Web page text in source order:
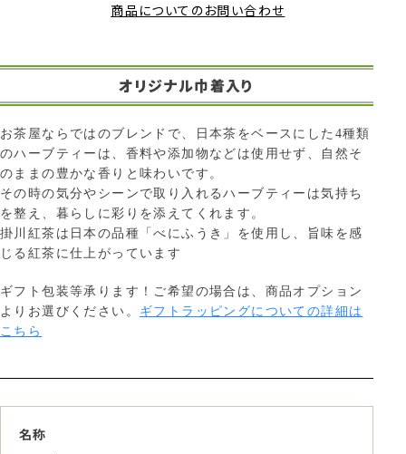
商品についてのお問い合わせ
オリジナル巾着入り
お茶屋ならではのブレンドで、日本茶をベースにした4種類
のハーブティーは、香料や添加物などは使用せず、自然そ
のままの豊かな香りと味わいです。
その時の気分やシーンで取り入れるハーブティーは気持ち
を整え、暮らしに彩りを添えてくれます。
掛川紅茶は日本の品種「べにふうき」を使用し、旨味を感
じる紅茶に仕上がっています
ギフト包装等承ります！ご希望の場合は、商品オプション
よりお選びください。 ギフトラッピングについての詳細は
こちら
名称